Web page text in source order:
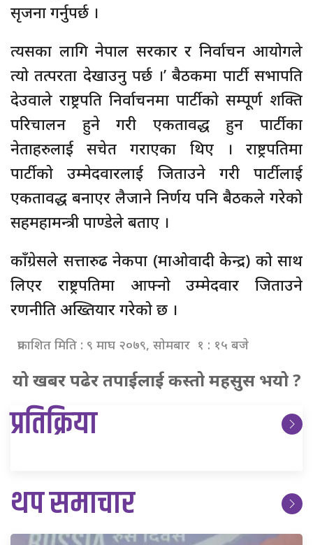
सृजना गर्नुपर्छ ।
त्यसका लागि नेपाल सरकार र निर्वाचन आयोगले
त्यो तत्परता देखाउनु पर्छ ।’ बैठकमा पार्टी सभापति
देउवाले राष्ट्रपति निर्वाचनमा पार्टीको सम्पूर्ण शक्ति
परिचालन हुने गरी एकतावद्ध हुन पार्टीका
नेताहरुलाई सचेत गराएका थिए । राष्ट्रपतिमा
पार्टीको उम्मेदवारलाई जिताउने गरी पार्टीलाई
एकतावद्ध बनाएर लैजाने निर्णय पनि बैठकले गरेको
सहमहामन्त्री पाण्डेले बताए ।
काँग्रेसले सत्तारुढ नेकपा (माओवादी केन्द्र) को साथ
लिएर राष्ट्रपतिमा आफ्नो उम्मेदवार जिताउने
रणनीति अख्तियार गरेको छ ।
प्रकाशित मिति : ९ माघ २०७९, सोमबार १ : १५ बजे
यो खबर पढेर तपाईलाई कस्तो महसुस भयो ?
प्रतिक्रिया
थप समाचार